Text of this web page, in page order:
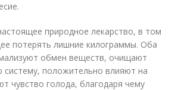
природное лекарство, в том
потерять лишние килограммы. Оба
обмен веществ, очищают
систему, положительно влияют на
чувство голода, благодаря чему